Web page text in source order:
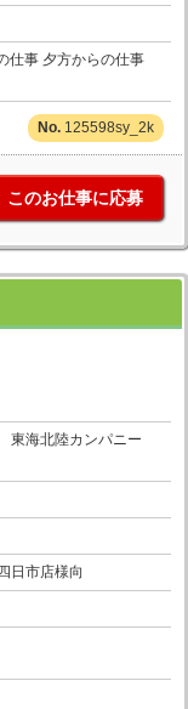
仕事 夕方からの仕事
125598sy_2k
このお仕事に応募
東海北陸カンパニー
日市店様向